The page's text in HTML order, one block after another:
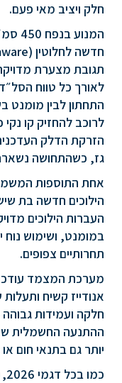
חלק ויציב מאי פעם.
תגובת מצערת
לאורך כל טווח
התחתון לבין מומנט
לרוכב להחזיק קו
הזרקת הדלק
גז, כשהתחושה
הילוכים חדשה בת
העברות הילוכים
במומנט, ושימוש נוח
תחרותיים צפופים.
מערכת המצמד
אנודייז קשיח
חלקה ועמידות
ההתנעה החשמלית
יותר גם בתנאי חום